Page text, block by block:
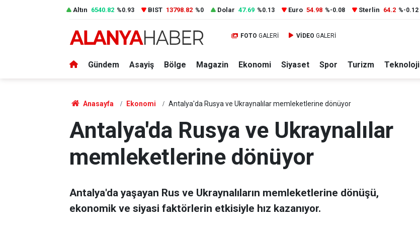
Altın 6540.82 %0.93 BIST 13798.82 %0 Dolar 47.69 %0.13 Euro 54.98 %-0.08 Sterlin 64.2 %-0.12
FOTO GALERİ VİDEO GALERİ
Gündem Asayiş Bölge Magazin Ekonomi Siyaset Spor Turizm Teknoloji
Anasayfa Ekonomi Antalya'da Rusya ve Ukraynalılar memleketlerine dönüyor
Antalya'da Rusya ve Ukraynalılar
memleketlerine dönüyor
Antalya'da yaşayan Rus ve Ukraynalıların memleketlerine dönüşü,
ekonomik ve siyasi faktörlerin etkisiyle hız kazanıyor.